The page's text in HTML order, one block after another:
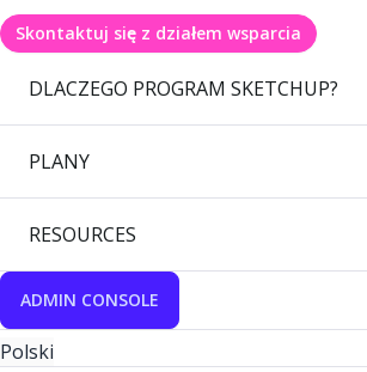
Skontaktuj się z działem wsparcia
DLACZEGO PROGRAM SKETCHUP?
PLANY
RESOURCES
ADMIN CONSOLE
Polski